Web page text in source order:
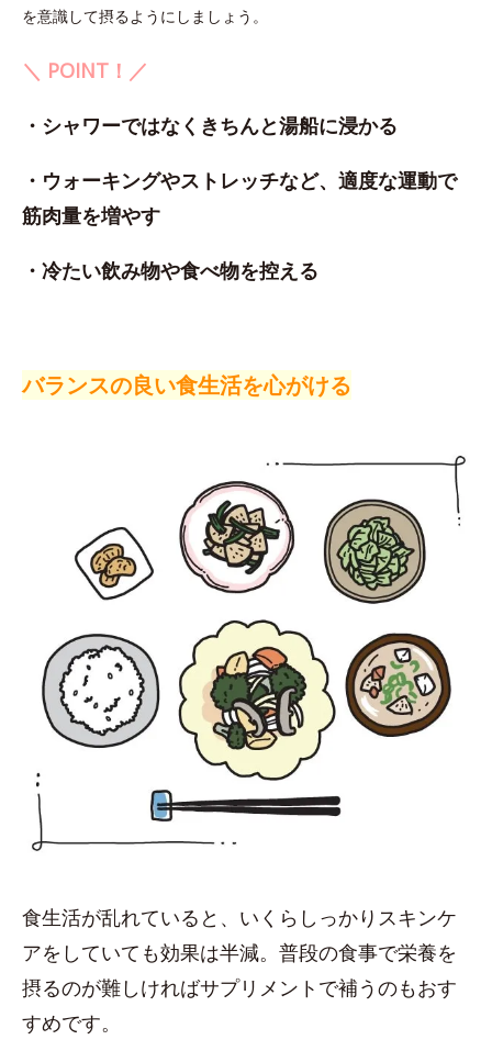
を意識して摂るようにしましょう。
＼ POINT！／
・シャワーではなくきちんと湯船に浸かる
・ウォーキングやストレッチなど、適度な運動で
筋肉量を増やす
・冷たい飲み物や食べ物を控える
バランスの良い食生活を心がける
食生活が乱れていると、いくらしっかりスキンケ
アをしていても効果は半減。普段の食事で栄養を
摂るのが難しければサプリメントで補うのもおす
すめです。